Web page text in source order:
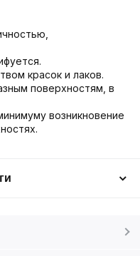
красок и лаков.
поверхностям, в
возникновение